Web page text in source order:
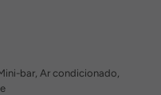
bar, Ar condicionado,